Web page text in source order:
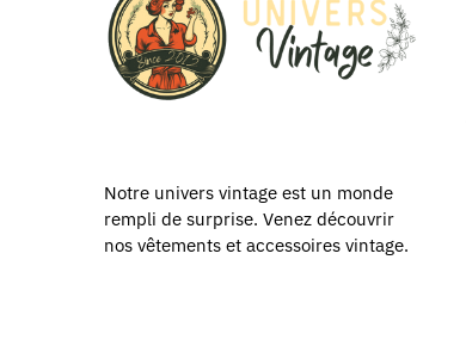
sur
la
page
Notre univers vintage est un monde
rempli de surprise. Venez découvrir
nos vêtements et accessoires vintage.